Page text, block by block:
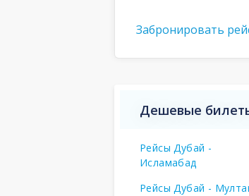
Забронировать
Дешевые
Рейсы Дубай -
Исламабад
Рейсы Дубай -